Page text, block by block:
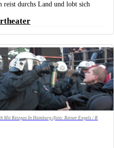
reist durchs Land und lobt sich
Mit Reizgas In Hamburg (foto: Reiner Engels / R